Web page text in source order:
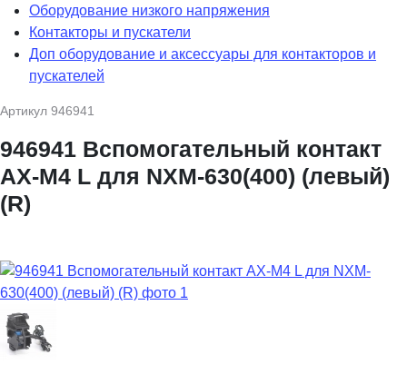
Оборудование низкого напряжения
Контакторы и пускатели
Доп оборудование и аксессуары для контакторов и
пускателей
Артикул 946941
946941 Вспомогательный контакт
AX-M4 L для NXM-630(400) (левый)
(R)